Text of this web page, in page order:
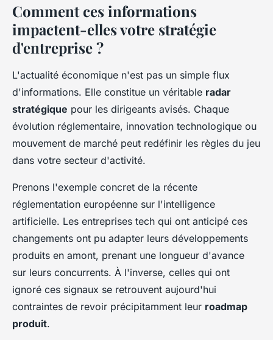
Comment ces informations
impactent-elles votre stratégie
d'entreprise ?
L'actualité économique n'est pas un simple flux
d'informations. Elle constitue un véritable radar
stratégique pour les dirigeants avisés. Chaque
évolution réglementaire, innovation technologique ou
mouvement de marché peut redéfinir les règles du jeu
dans votre secteur d'activité.
Prenons l'exemple concret de la récente
réglementation européenne sur l'intelligence
artificielle. Les entreprises tech qui ont anticipé ces
changements ont pu adapter leurs développements
produits en amont, prenant une longueur d'avance
sur leurs concurrents. À l'inverse, celles qui ont
ignoré ces signaux se retrouvent aujourd'hui
contraintes de revoir précipitamment leur roadmap
produit.